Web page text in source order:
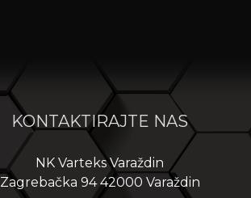
KONTAKTIRAJTE NAS
NK Varteks Varaždin
Zagrebačka 94 42000 Varaždin